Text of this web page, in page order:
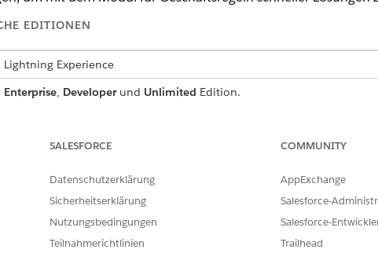
EDITIONEN
Lightning Experience
Enterprise, Developerund Unlimited Edition.
finden Sie unter
PROBLEM MITHILFE DIESES ARTIKELS LÖSEN?
damit wir uns verbessern können.
SALESFORCE
Datenschutzerklärung
Sicherheitserklärung
Nutzungsbedingungen
Teilnahmerichtlinien
COMMUNITY
AppExchange
Salesforce-
Salesforce-
Trailhead